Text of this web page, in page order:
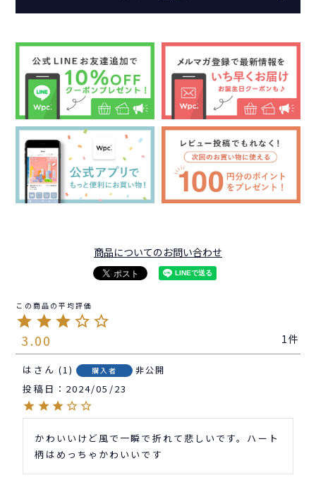
商品についてのお問い合わせ
3.00 1
は 1 購入者 非公開
投稿日 2024/05/23
かわいいけど風で一瞬で折れて悲しいです。ハート
柄はめっちゃかわいいです